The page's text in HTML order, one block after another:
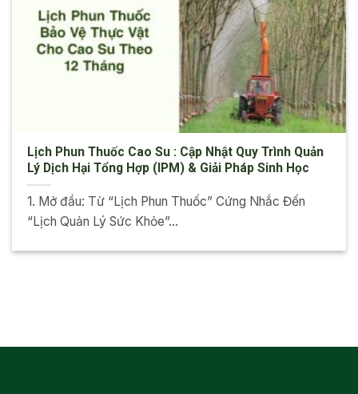
Lịch Phun Thuốc Cao Su : Cập Nhật Quy Trình Quản
Lý Dịch Hại Tổng Hợp (IPM) & Giải Pháp Sinh Học
1. Mở đầu: Từ “Lịch Phun Thuốc” Cứng Nhắc Đến
“Lịch Quản Lý Sức Khỏe”...